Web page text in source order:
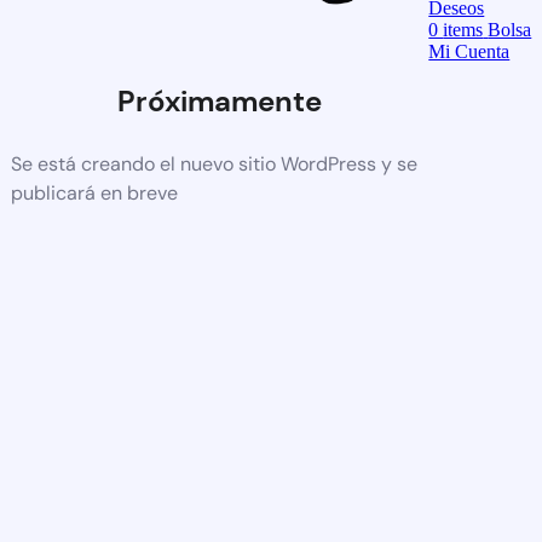
Próximamente
Se está creando el nuevo sitio WordPress y se
publicará en breve
Deseos
0items Bolsa
Mi Cuenta